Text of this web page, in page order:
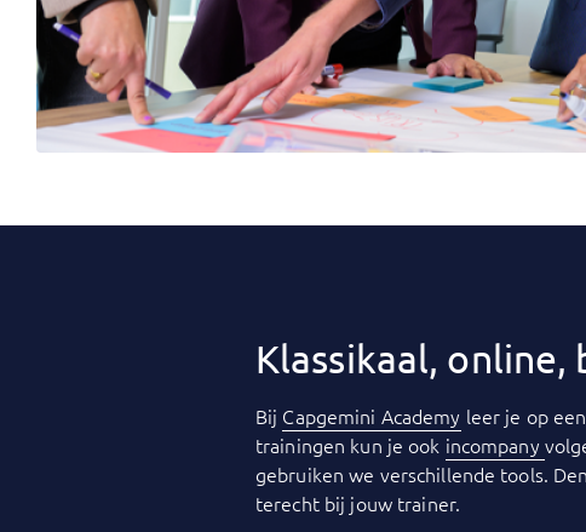
Klassikaal,
Bij Capgemini Academy leer je op
trainingen kun je ook incompany
gebruiken we verschillende tools.
terecht bij jouw trainer.